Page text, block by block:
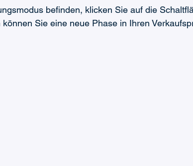
befinden, klicken Sie auf die
können Sie eine neue Phase in Ihren